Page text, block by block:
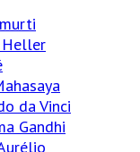
Heller
da Vinci
Gandhi